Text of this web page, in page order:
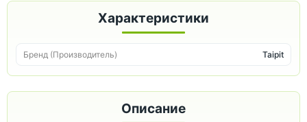
Описание
Характеристики
Бренд (Производитель) Taipit